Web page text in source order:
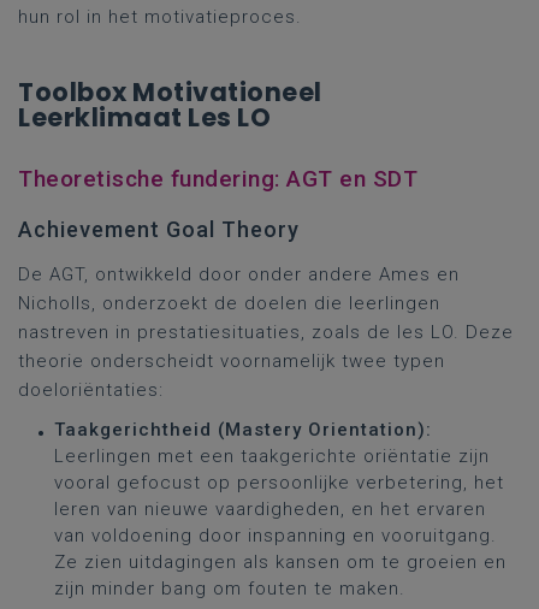
hun rol in het motivatieproces.
Toolbox Motivationeel
Leerklimaat Les LO
Theoretische fundering: AGT en SDT
Achievement Goal Theory
De AGT, ontwikkeld door onder andere Ames en
Nicholls, onderzoekt de doelen die leerlingen
nastreven in prestatiesituaties, zoals de les LO. Deze
theorie onderscheidt voornamelijk twee typen
doeloriëntaties:
Taakgerichtheid (Mastery Orientation):
Leerlingen met een taakgerichte oriëntatie zijn
vooral gefocust op persoonlijke verbetering, het
leren van nieuwe vaardigheden, en het ervaren
van voldoening door inspanning en vooruitgang.
Ze zien uitdagingen als kansen om te groeien en
zijn minder bang om fouten te maken.